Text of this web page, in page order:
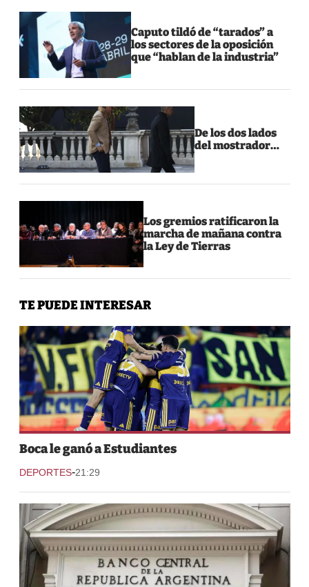
Caputo tildó de “tarados” a
los sectores de la oposición
que “hablan de la industria”
De los dos lados
del mostrador…
Los gremios ratificaron la
marcha de mañana contra
la Ley de Tierras
TE PUEDE INTERESAR
Boca le ganó a Estudiantes
DEPORTES-21:29